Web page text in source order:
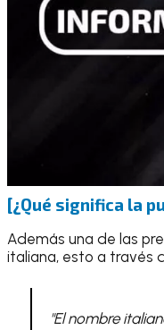
[¿Qué significa la
Además una de las
italiana, esto a través
"El nombre